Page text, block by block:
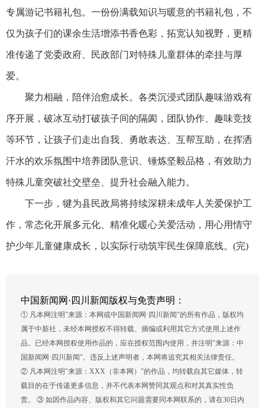
专属游记书籍礼包。一份份满载知识与暖意的书籍礼包，不
仅为孩子们的课余生活增添书香色彩，拓宽认知视野，更精
准传递了党委政府、民政部门对特殊儿童群体的牵挂与厚
爱。
聚力相融，陪伴治愈成长。各类沉浸式团队趣味游戏有
序开展，破冰互动打破孩子间的隔阂，团队协作、趣味竞技
等环节，让孩子们走出自我、勇敢表达、互帮互助，在挥洒
汗水的欢乐氛围中培养团队意识、锤炼坚毅品格，有效助力
特殊儿童突破社交壁垒、提升社会融入能力。
下一步，犍为县民政局将持续深耕未成年人关爱保护工
作，常态化开展多元化、精准化暖心关爱活动，用心用情守
护少年儿童健康成长，以实际行动筑牢民生保障底线。(完)
中国新闻网·四川新闻版权与免责声明：
① 凡本网注明"来源：本网或中国新闻网·四川新闻"的所有作品，版权均
属于中新社，未经本网授权不得转载、摘编或利用其它方式使用上述作
品。已经本网授权使用作品的，应在授权范围内使用，并注明"来源：中
国新闻网·四川新闻"。违反上述声明者，本网将追究其相关法律责任。
② 凡本网注明"来源：XXX（非本网）"的作品，均转载自其它媒体，转
载目的在于传递更多信息，并不代表本网赞同其观点和对其真实性负
责。 ③ 如因作品内容、版权和其它问题需要同本网联系的，请在30日内